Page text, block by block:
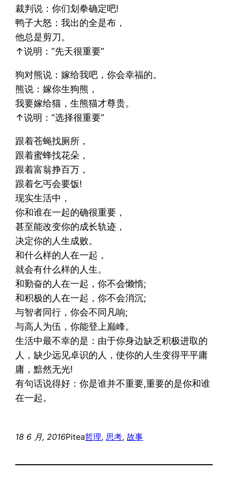
裁判说：你们划拳确定吧!
鸭子大怒：我出的全是布，
他总是剪刀。
↑说明：”先天很重要”
狗对熊说：嫁给我吧，你会幸福的。
熊说：嫁你生狗熊，
我要嫁给猫，生熊猫才尊贵。
↑说明：”选择很重要”
跟着苍蝇找厕所，
跟着蜜蜂找花朵，
跟着富翁挣百万，
跟着乞丐会要饭!
现实生活中，
你和谁在一起的确很重要，
甚至能改变你的成长轨迹，
决定你的人生成败。
和什么样的人在一起，
就会有什么样的人生。
和勤奋的人在一起，你不会懒惰;
和积极的人在一起，你不会消沉;
与智者同行，你会不同凡响;
与高人为伍，你能登上巅峰。
生活中最不幸的是：由于你身边缺乏积极进取的
人，缺少远见卓识的人，使你的人生变得平平庸
庸，黯然无光!
有句话说得好：你是谁并不重要,重要的是你和谁
在一起。
18 6 月, 2016Pitea哲理, 思考, 故事